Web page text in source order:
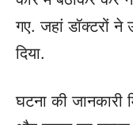
गए. जहां डॉक्टरों ने
दिया.
घटना की जानकारी